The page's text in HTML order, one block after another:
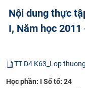
TUYỂN SINH
ĐẢM BẢO CHẤT
​Nội dung thực
I, Năm học 2011
TT D4 K63_Lop
Học phần: I Số tổ: 24